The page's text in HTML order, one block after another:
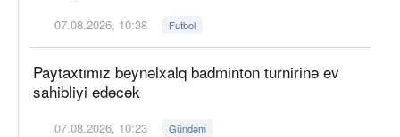
07.08.2026, 10:38 Futbol
Paytaxtımız beynəlxalq badminton turnirinə ev
sahibliyi edəcək
07.08.2026, 10:23 Gündəm